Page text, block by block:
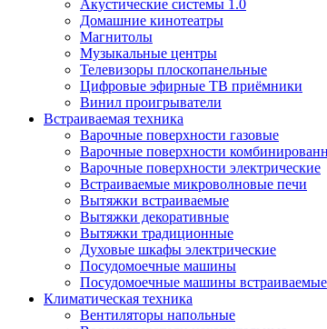
Акустические системы 1.0
Домашние кинотеатры
Магнитолы
Музыкальные центры
Телевизоры плоскопанельные
Цифровые эфирные ТВ приёмники
Винил проигрыватели
Встраиваемая техника
Варочные поверхности газовые
Варочные поверхности
Варочные поверхности электрические
Встраиваемые микроволновые печи
Вытяжки встраиваемые
Вытяжки декоративные
Вытяжки традиционные
Духовые шкафы электрические
Посудомоечные машины
Посудомоечные машины встраиваемые
Климатическая техника
Вентиляторы напольные